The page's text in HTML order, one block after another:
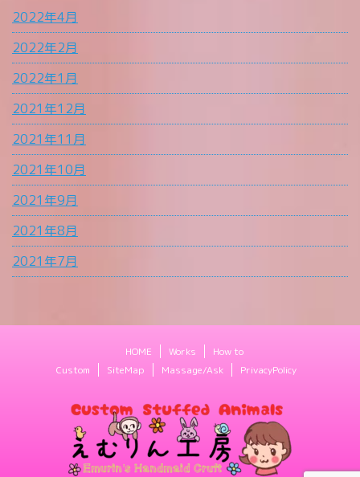
2022年4月
2022年2月
2022年1月
2021年12月
2021年11月
2021年10月
2021年9月
2021年8月
2021年7月
HOME Works
How to
Custom
SiteMap Massage/Ask PrivacyPolicy